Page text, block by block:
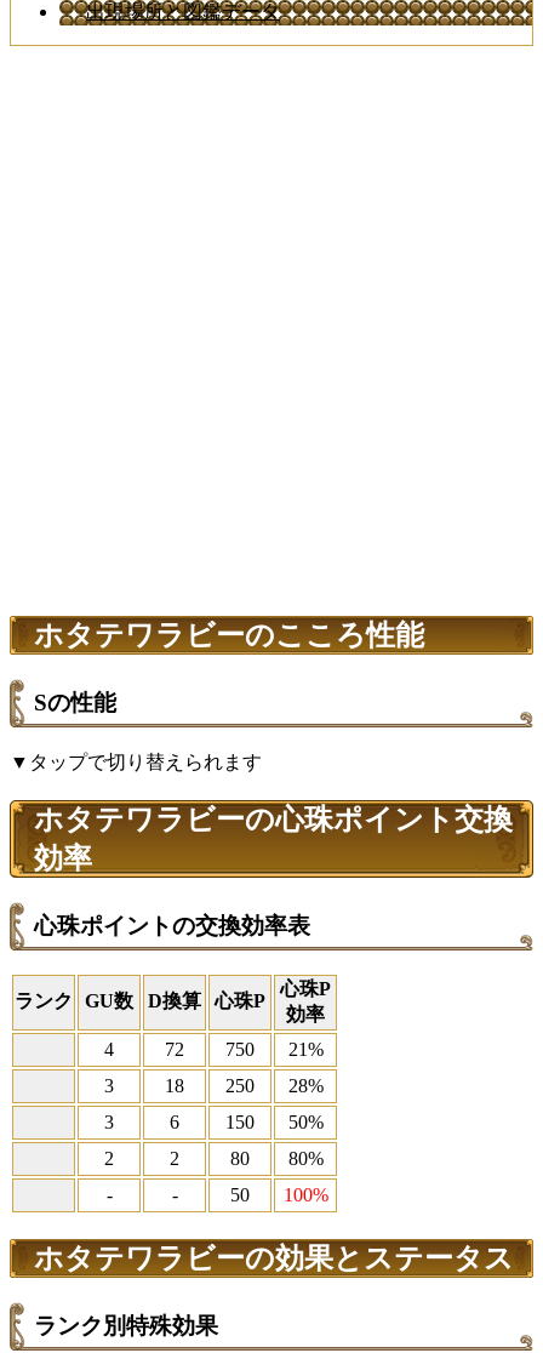
出現場所と図鑑データ
ホタテワラビーのこころ性能
Sの性能
▼タップで切り替えられます
ホタテワラビーの心珠ポイント交換
効率
心珠ポイントの交換効率表
ランク GU数 D換算 心珠P
心珠P
効率
4
72 750
21%
3
18 250
28%
3
6 150
50%
2
2 80
80%
-
- 50 100%
ホタテワラビーの効果とステータス
ランク別特殊効果